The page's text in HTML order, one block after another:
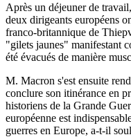
Après un déjeuner de
deux dirigeants européens
franco-britannique de
"gilets jaunes" manifestant
été évacués de manière
M. Macron s'est ensuite
conclure son itinérance en
historiens de la Grande
européenne est
guerres en Europe, a-t-il